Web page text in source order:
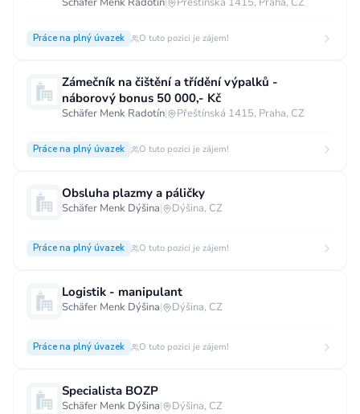
Práce na plný úvazek O tuto pozici je zájem!
Zámečník na čištění a třídění výpalků -
náborový bonus 50 000,- Kč
Schäfer Menk Radotín| Přeštínská 1415, Praha, CZ
Práce na plný úvazek O tuto pozici je zájem!
Obsluha plazmy a páličky
Schäfer Menk Dýšina| Dýšina, CZ
Práce na plný úvazek O tuto pozici je zájem!
Logistik - manipulant
Schäfer Menk Dýšina| Dýšina, CZ
Práce na plný úvazek O tuto pozici je zájem!
Specialista BOZP
Schäfer Menk Dýšina| Dýšina, CZ